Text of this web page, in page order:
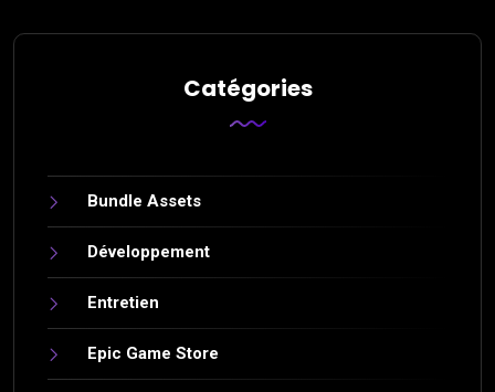
Catégories
Bundle Assets
Développement
Entretien
Epic Game Store